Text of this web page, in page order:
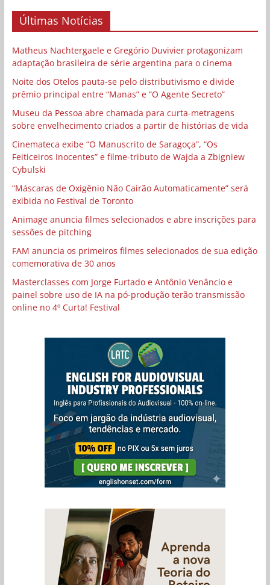
Últimas Notícias
Matheus Nachtergaele e Gregório Duvivier protagonizam
adaptação brasileira de série argentina para o cinema
Noite dos Otelos pauta-se pelo distributivismo e divide
prêmio principal entre “Manas” e “O Agente Secreto”
Museu da Pessoa abre chamada para curta-metragens
sobre envelhecimento criados a partir de histórias de vida
Cinemateca exibe “O Manuscrito de Saragoça”, “Os
Feiticeiros Inocentes” e filme-tributo de Wajda a Zbigniew
Cybulski
“Máscaras de Oxigênio Não Cairão Automaticamente” será
exibida no Festival de Toronto
Animage anuncia filmes selecionados e abre inscrições para
sessões de pitching
FAM anuncia os primeiros filmes selecionados de sua edição
comemorativa de 30 anos
Masterclasses com Jorge Furtado e Antônio Venâncio e
painel sobre uso de IA na pó-produção terão transmissão
online no 4º Curta! Festival